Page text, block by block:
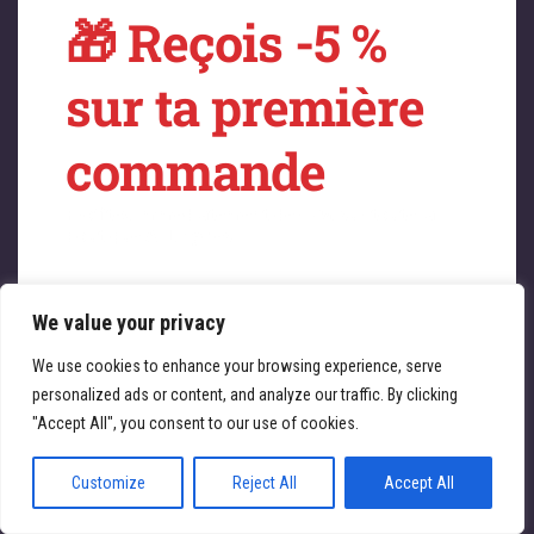
We value your privacy
We use cookies to enhance your browsing experience, serve
personalized ads or content, and analyze our traffic. By clicking
"Accept All", you consent to our use of cookies.
Customize Reject All Accept All
sur quelque chose
de fantastique –
revenez bientôt !
🎁 Reçois -5 %
sur ta première
commande
Saisissez votre adresse e-mail
JE REÇOIS MA RÉDUCTION